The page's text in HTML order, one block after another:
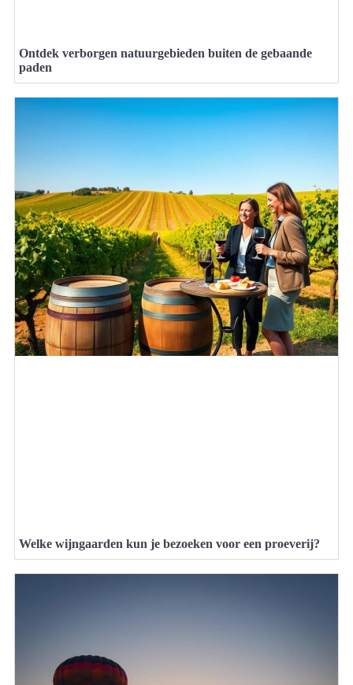
Ontdek verborgen natuurgebieden buiten de gebaande
paden
Welke wijngaarden kun je bezoeken voor een proeverij?